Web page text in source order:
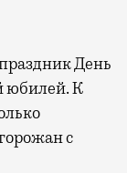
юбилей. К
с